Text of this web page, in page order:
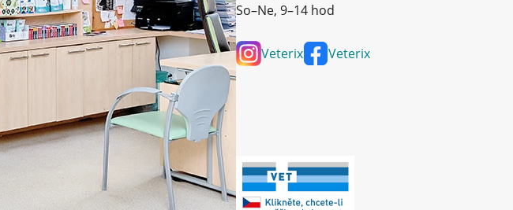
So–Ne, 9–14 hod
Veterix Veterix